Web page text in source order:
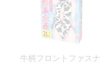
牛柄フロントファスナ